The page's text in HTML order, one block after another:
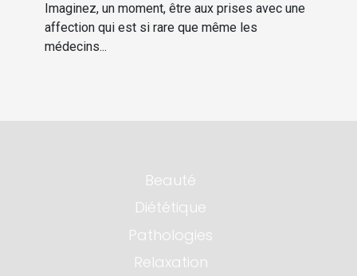
Imaginez, un moment, être aux prises avec une
affection qui est si rare que même les
médecins...
Beauté
Diététique
Pathologies
Relaxation